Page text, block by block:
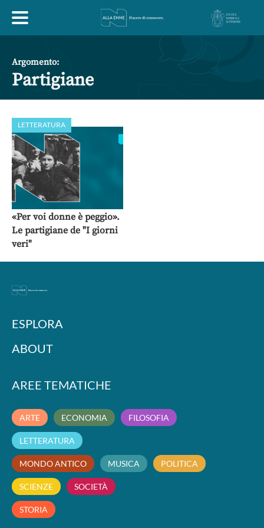
ESPLORA
ABOUT
ARTE
LETTERATURA MONDO ANTICO
POLITICA SCIENZE
Argomento:
Partigiane
LETTERATURA
«Per voi donne è peggio».
Le partigiane de "I giorni
veri"
ESPLORA
ABOUT
AREE TEMATICHE
ARTE ECONOMIA FILOSOFIA
LETTERATURA
MONDO ANTICO MUSICA POLITICA
SCIENZE SOCIETÀ
STORIA